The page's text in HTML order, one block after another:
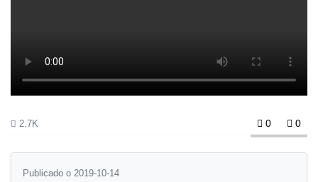
2.7K 0 0
Publicado o 2019-10-14